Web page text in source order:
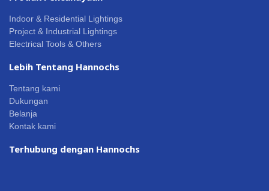
Indoor & Residential Lightings
Project & Industrial Lightings
Electrical Tools & Others
Lebih Tentang Hannochs
Tentang kami
Dukungan
Belanja
Kontak kami
Terhubung dengan Hannochs